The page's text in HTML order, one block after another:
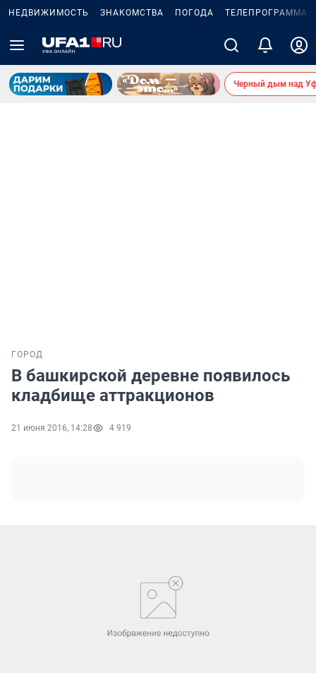
НЕДВИЖИМОСТЬ ЗНАКОМСТВА ПОГОДА ТЕЛЕПРОГРАММА
Черный дым над
ГОРОД
В башкирской деревне появилось
кладбище аттракционов
21 июня 2016, 14:28 4 919